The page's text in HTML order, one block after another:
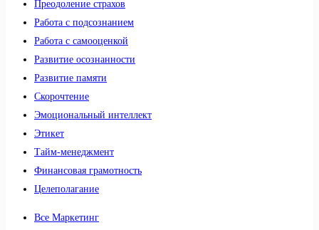
Преодоление страхов
Работа с подсознанием
Работа с самооценкой
Развитие осознанности
Развитие памяти
Скорочтение
Эмоциональный интеллект
Этикет
Тайм-менеджмент
Финансовая грамотность
Целеполагание
Все Маркетинг